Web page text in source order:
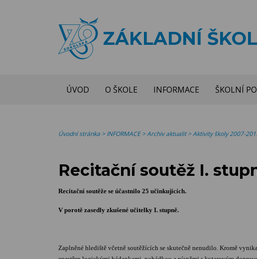
ZÁKLADNÍ
ÚVOD O ŠKOLE INFORMACE ŠKOLNÍ
Úvodní stránka >INFORMACE>Archiv aktualit>Aktivity školy 2007-
Recitační soutěž I.
Recitační soutěže se účastnilo 25 učinkujících.
V porotě zasedly zkušené učitelky I. stupně.
Zaplněné hlediště včetně soutěžících se skutečně nenudilo. Kromě